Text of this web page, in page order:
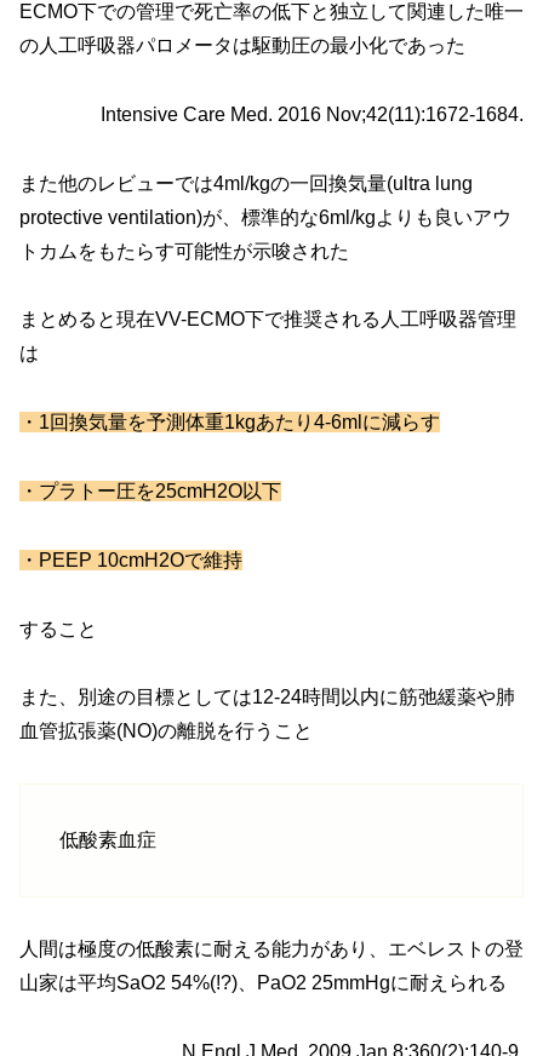
ECMO下での管理で死亡率の低下と独立して関連した唯一
の人工呼吸器パロメータは駆動圧の最小化であった
Intensive Care Med. 2016 Nov;42(11):1672-1684.
また他のレビューでは4ml/kgの一回換気量(ultra lung
protective ventilation)が、標準的な6ml/kgよりも良いアウ
トカムをもたらす可能性が示唆された
まとめると現在VV-ECMO下で推奨される人工呼吸器管理
は
・1回換気量を予測体重1kgあたり4-6mlに減らす
・プラトー圧を25cmH2O以下
・PEEP 10cmH2Oで維持
すること
また、別途の目標としては12-24時間以内に筋弛緩薬や肺
血管拡張薬(NO)の離脱を行うこと
低酸素血症
人間は極度の低酸素に耐える能力があり、エベレストの登
山家は平均SaO2 54%(!?)、PaO2 25mmHgに耐えられる
N Engl J Med. 2009 Jan 8;360(2):140-9.